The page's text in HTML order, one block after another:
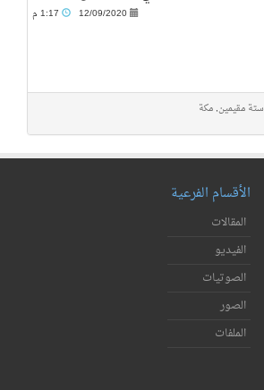
12/09/2020
ستة مقيمين, مكة
الأقسام الفرعية
المقالات
الفيديو
الصوتيات
الصور
الملفات